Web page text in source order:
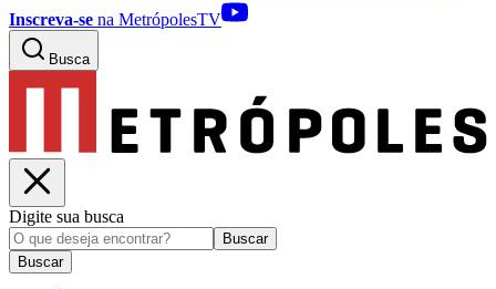
Inscreva-se na MetrópolesTV
Busca
Digite sua busca
Buscar
Buscar